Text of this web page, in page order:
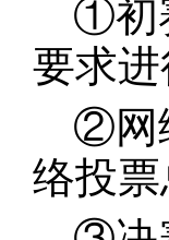
①初
要求
②网
络投